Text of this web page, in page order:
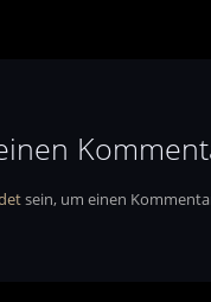
sein, um einen